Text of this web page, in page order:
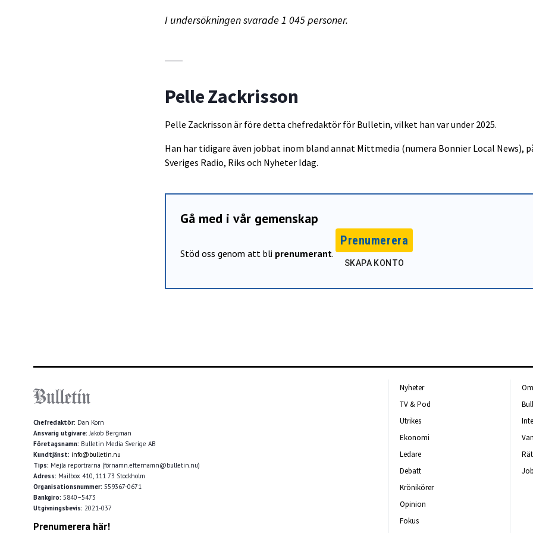
I undersökningen svarade 1 045 personer.
Pelle Zackrisson
Pelle Zackrisson är före detta chefredaktör för Bulletin, vilket han var under 2025.
Han har tidigare även jobbat inom bland annat Mittmedia (numera Bonnier Local News),
Sveriges Radio, Riks och Nyheter Idag.
Gå med i vår gemenskap
Stöd oss genom att bli prenumerant.
Prenumerera
SKAPA KONTO
Chefredaktör: Dan Korn
Ansvarig utgivare: Jakob Bergman
Företagsnamn: Bulletin Media Sverige AB
Kundtjänst: info@bulletin.nu
Tips: Mejla reportrarna (förnamn.efternamn@bulletin.nu)
Adress: Mailbox 410, 111 73 Stockholm
Organisationsnummer: 559367-0671
Bankgiro: 5840–5473
Utgivningsbevis: 2021-037
Prenumerera här!
Nyheter
TV & Pod
Utrikes
Ekonomi
Ledare
Debatt
Krönikörer
Opinion
Fokus